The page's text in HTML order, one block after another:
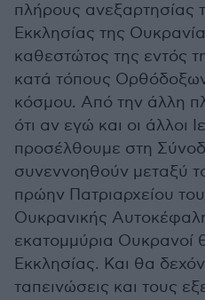
πλήρους ανεξαρτησίας
Εκκλησίας της
καθεστώτος της εντός
κατά τόπους
κόσμου. Από την άλλη
ότι αν εγώ και οι άλλοι
προσέλθουμε στη
συνεννοηθούν μεταξύ
πρώην Πατριαρχείου
Ουκρανικής
εκατομμύρια Ουκρανοί
Εκκλησίας. Και θα
ταπεινώσεις και τους